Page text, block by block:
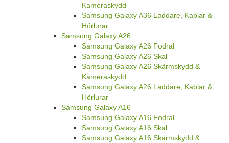
Kameraskydd
Samsung Galaxy A36 Laddare, Kablar &
Hörlurar
Samsung Galaxy A26
Samsung Galaxy A26 Fodral
Samsung Galaxy A26 Skal
Samsung Galaxy A26 Skärmskydd &
Kameraskydd
Samsung Galaxy A26 Laddare, Kablar &
Hörlurar
Samsung Galaxy A16
Samsung Galaxy A16 Fodral
Samsung Galaxy A16 Skal
Samsung Galaxy A16 Skärmskydd &